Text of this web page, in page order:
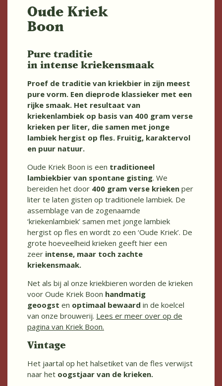
Oude Kriek
Boon
Pure traditie
in intense kriekensmaak
Proef de traditie van kriekbier in zijn meest
pure vorm. Een dieprode klassieker met een
rijke smaak. Het resultaat van
kriekenlambiek op basis van 400 gram verse
krieken per liter, die samen met jonge
lambiek hergist op fles. Fruitig, karaktervol
en puur natuur.
Oude Kriek Boon is een traditioneel
lambiekbier van spontane gisting. We
bereiden het door 400 gram verse krieken per
liter te laten gisten op traditionele lambiek. De
assemblage van de zogenaamde
‘kriekenlambiek’ samen met jonge lambiek
hergist op fles en wordt zo een ‘Oude Kriek’. De
grote hoeveelheid krieken geeft hier een
zeer intense, maar toch zachte
kriekensmaak.
Net als bij al onze kriekbieren worden de krieken
voor Oude Kriek Boon handmatig
geoogst en optimaal bewaard in de koelcel
van onze brouwerij. Lees er meer over op de
pagina van Kriek Boon.
Vintage
Het jaartal op het halsetiket van de fles verwijst
naar het oogstjaar van de krieken.